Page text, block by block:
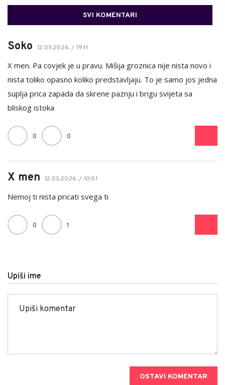
SVI KOMENTARI
Soko 12.05.2026. / 19:11
X men. Pa covjek je u pravu. Mišija groznica nije nista novo i
nista toliko opasno koliko predstavljaju. To je samo jos jedna
suplja prica zapada da skrene paznju i brigu svijeta sa
bliskog istoka
0 0
X men 12.05.2026. / 10:51
Nemoj ti nista pricati svega ti
0 1
Upiši ime
OSTAVI KOMENTAR